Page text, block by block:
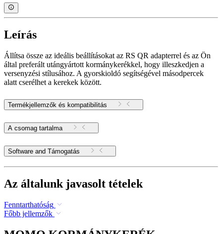
Leírás
Állítsa össze az ideális beállításokat az RS QR adapterrel és az Ön
által preferált utángyártott kormánykerékkel, hogy illeszkedjen a
versenyzési stílusához. A gyorskioldó segítségével másodpercek
alatt cserélhet a kerekek között.
Termékjellemzők és kompatibilitás
A csomag tartalma
Software and Támogatás
Az általunk javasolt tételek
Fenntarthatóság
Főbb jellemzők